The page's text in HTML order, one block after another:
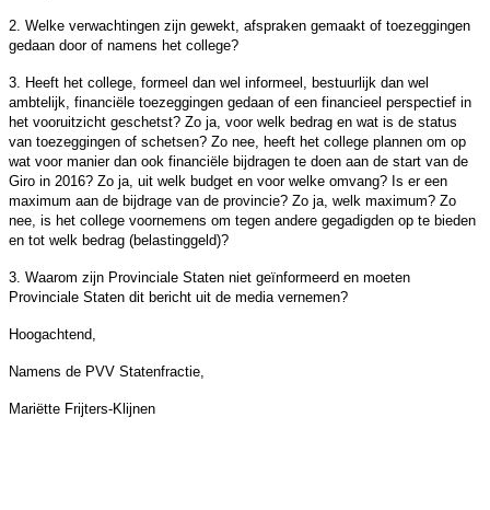
2. Welke verwachtingen zijn gewekt, afspraken gemaakt of toezeggingen
gedaan door of namens het college?
3. Heeft het college, formeel dan wel informeel, bestuurlijk dan wel
ambtelijk, financiële toezeggingen gedaan of een financieel perspectief in
het vooruitzicht geschetst? Zo ja, voor welk bedrag en wat is de status
van toezeggingen of schetsen? Zo nee, heeft het college plannen om op
wat voor manier dan ook financiële bijdragen te doen aan de start van de
Giro in 2016? Zo ja, uit welk budget en voor welke omvang? Is er een
maximum aan de bijdrage van de provincie? Zo ja, welk maximum? Zo
nee, is het college voornemens om tegen andere gegadigden op te bieden
en tot welk bedrag (belastinggeld)?
3. Waarom zijn Provinciale Staten niet geïnformeerd en moeten
Provinciale Staten dit bericht uit de media vernemen?
Hoogachtend,
Namens de PVV Statenfractie,
Mariëtte Frijters-Klijnen